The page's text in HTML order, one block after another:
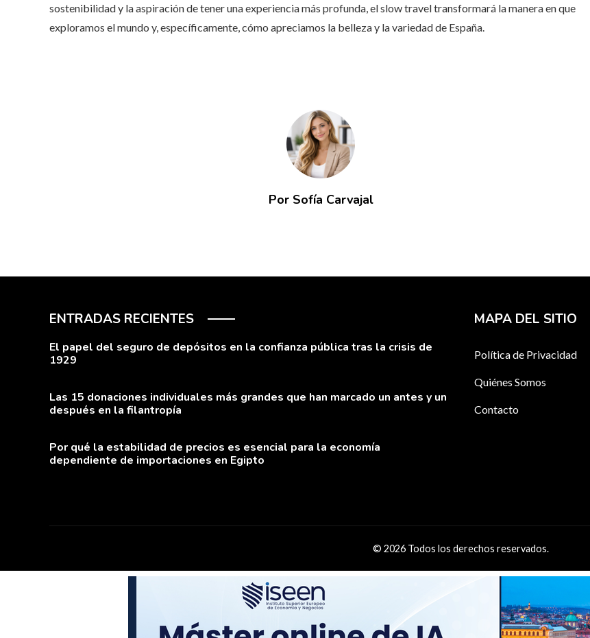
sostenibilidad y la aspiración de tener una experiencia más profunda, el slow travel transformará la manera en que
exploramos el mundo y, específicamente, cómo apreciamos la belleza y la variedad de España.
Por Sofía Carvajal
ENTRADAS RECIENTES
El papel del seguro de depósitos en la confianza pública tras la crisis de
1929
Las 15 donaciones individuales más grandes que han marcado un antes y un
después en la filantropía
Por qué la estabilidad de precios es esencial para la economía
dependiente de importaciones en Egipto
MAPA DEL SITIO
Política de Privacidad
Quiénes Somos
Contacto
© 2026 Todos los derechos reservados.